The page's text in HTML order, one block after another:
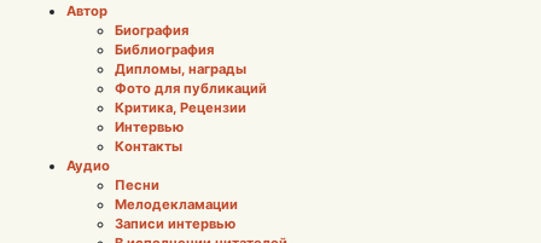
Автор
Биография
Библиография
Дипломы, награды
Фото для публикаций
Критика, Рецензии
Интервью
Контакты
Аудио
Песни
Мелодекламации
Записи интервью